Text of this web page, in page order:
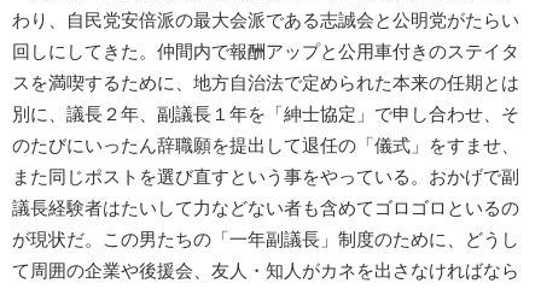
わり、自民党安倍派の最大会派である志誠会と公明党がたらい
回しにしてきた。仲間内で報酬アップと公用車付きのステイタ
スを満喫するために、地方自治法で定められた本来の任期とは
別に、議長２年、副議長１年を「紳士協定」で申し合わせ、そ
のたびにいったん辞職願を提出して退任の「儀式」をすませ、
また同じポストを選び直すという事をやっている。おかげで副
議長経験者はたいして力などない者も含めてゴロゴロといるの
が現状だ。この男たちの「一年副議長」制度のために、どうし
て周囲の企業や後援会、友人・知人がカネを出さなければなら